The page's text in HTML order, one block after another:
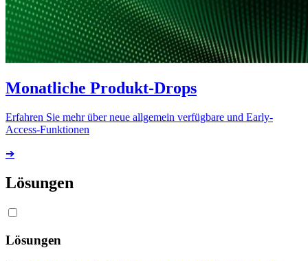
Monatliche Produkt-Drops
Erfahren Sie mehr über neue allgemein verfügbare und Early-
Access-Funktionen
➔
Lösungen
Lösungen